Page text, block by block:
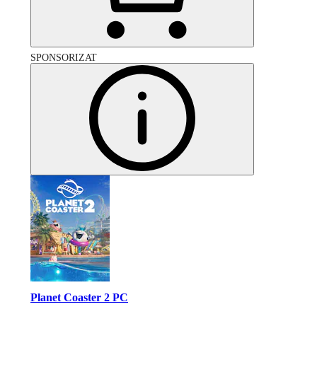
SPONSORIZAT
Planet Coaster 2 PC